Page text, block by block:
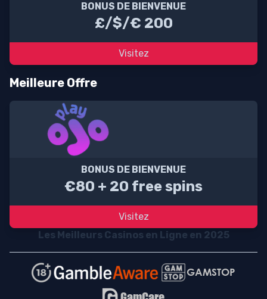
BONUS DE BIENVENUE
£/$/€ 200
Visitez
Meilleure Offre
BONUS DE BIENVENUE
€80 + 20 free spins
Visitez
Les Meilleurs Casinos en Ligne en 2025